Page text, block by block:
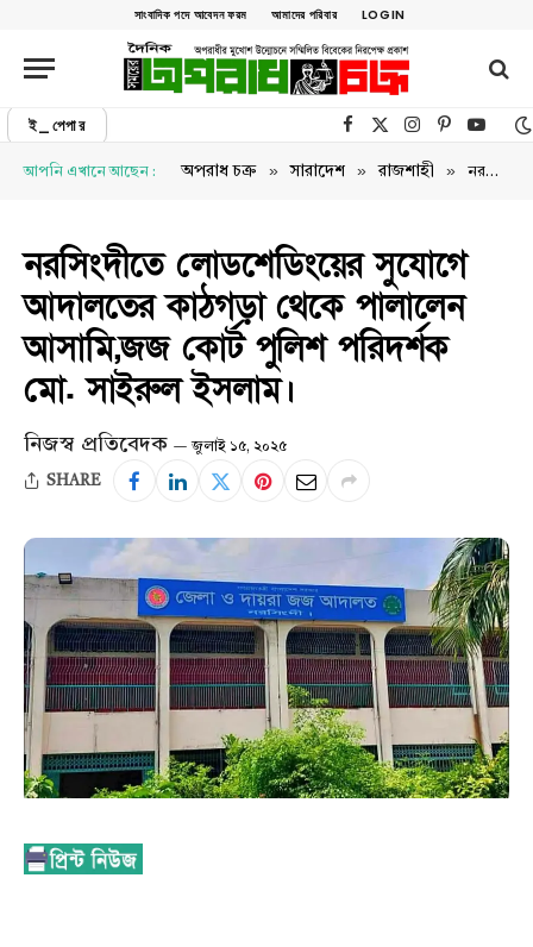
সাংবাদিক পদে আবেদন ফরম আমাদের পরিবার LOGIN
ই_পেপার Facebook
X (Twitter)Instagram
Pinterest
আপনি এখানে আছেন : অপরাধ চক্র » সারাদেশ » রাজশাহী » নরসিংদীতে লোডশেডিংয়ের সুযোগে আদালতের কাঠগড়া থেকে পালালেন আসামি,জজ কোর্ট পুলিশ পরিদর্শক মো. সাইরুল ইসলাম।
নরসিংদীতে লোডশেডিংয়ের সুযোগে
আদালতের কাঠগড়া থেকে পালালেন
আসামি,জজ কোর্ট পুলিশ পরিদর্শক
মো. সাইরুল ইসলাম।
নিজস্ব প্রতিবেদক জুলাই ১৫, ২০২৫
SHARE